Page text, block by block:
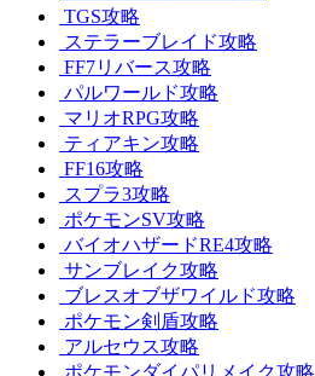
TGS攻略
ステラーブレイド攻略
FF7リバース攻略
パルワールド攻略
マリオRPG攻略
ティアキン攻略
FF16攻略
スプラ3攻略
ポケモンSV攻略
バイオハザードRE4攻略
サンブレイク攻略
ブレスオブザワイルド攻略
ポケモン剣盾攻略
アルセウス攻略
ポケモンダイパリメイク攻略